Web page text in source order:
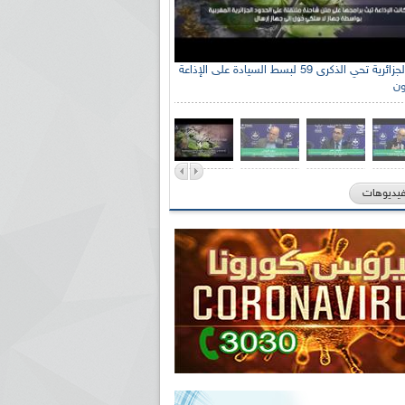
الإذاعة الجزائرية تحي الذكرى 59 لبسط السيادة على الإذاعة